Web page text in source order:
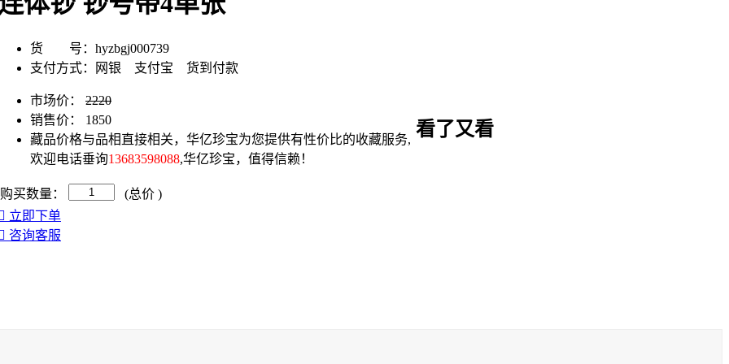
货 号： hyzbgj000739
支付方式：
网银 支付宝 货到付款
市场价：
2220
销售价：
1850
藏品价格与品相直接相关，华亿珍宝为您提供有性价比的收藏服务,
欢迎电话垂询13683598088,华亿珍宝，值得信赖！
购买数量： (总价 )
立即下单
咨询客服
看了又看